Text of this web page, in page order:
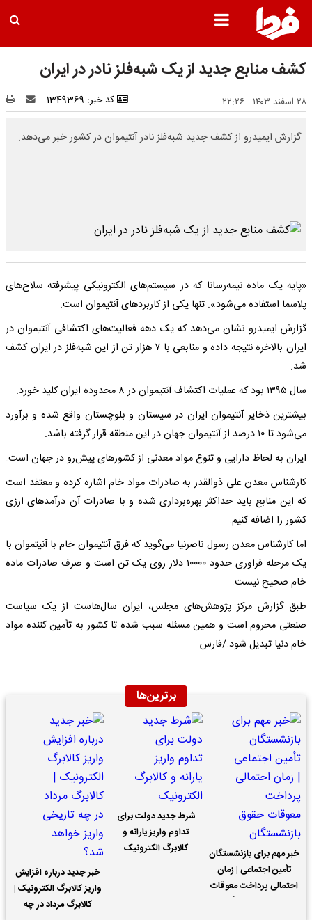
کشف منابع جدید از یک شبه‌فلز نادر در ایران
۲۸ اسفند ۱۴۰۳ - ۲۲:۲۶ کد خبر: 1349369
گزارش ایمیدرو از کشف جدید شبه‌فلز نادر آنتیموان در کشور خبر می‌دهد.
«پایه یک ماده نیمه‌رسانا که در سیستم‌های الکترونیکی پیشرفته سلاح‌های
پلاسما استفاده می‌شود». تنها یکی از کاربردهای آنتیموان است.
گزارش ایمیدرو نشان می‌دهد که یک دهه فعالیت‌های اکتشافی آنتیموان در
ایران بالاخره نتیجه داده و منابعی با ۷ هزار تن از این شبه‌فلز در ایران کشف
شد.
سال ۱۳۹۵ بود که عملیات اکتشاف آنتیموان در ۸ محدوده‌ ایران کلید خورد.
بیشترین ذخایر آنتیموان ایران در سیستان و بلوچستان واقع شده و برآورد
می‌شود تا ۱۰ درصد از آنتیموان جهان در این منطقه قرار گرفته باشد.
ایران به لحاظ دارایی و تنوع مواد معدنی از کشورهای پیش‌رو در جهان است.
کارشناس معدن علی ذوالقدر به صادرات مواد خام اشاره کرده و معتقد است
که این منابع باید حداکثر بهره‌برداری شده و با صادرات آن درآمدهای ارزی
کشور را اضافه کنیم.
اما کارشناس معدن رسول ناصرنیا می‌گوید که فرق آنتیموان خام با آنیتموان با
یک مرحله فراوری حدود ۱۰۰۰۰ دلار روی یک‌ تن است و صرف صادرات ماده
خام صحیح نیست.
طبق گزارش مرکز پژوهش‌های مجلس، ایران سال‌هاست از یک سیاست
صنعتی محروم است و‌ همین مسئله سبب شده تا کشور به تأمین کننده مواد
خام دنیا تبدیل شود./فارس
برترین‌ها
خبر مهم برای بازنشستگان
تأمین اجتماعی | زمان
احتمالی پرداخت معوقات
شرط جدید دولت برای
تداوم واریز یارانه و
کالابرگ الکترونیک
خبر جدید درباره افزایش
واریز کالابرگ الکترونیک |
کالابرگ مرداد در چه